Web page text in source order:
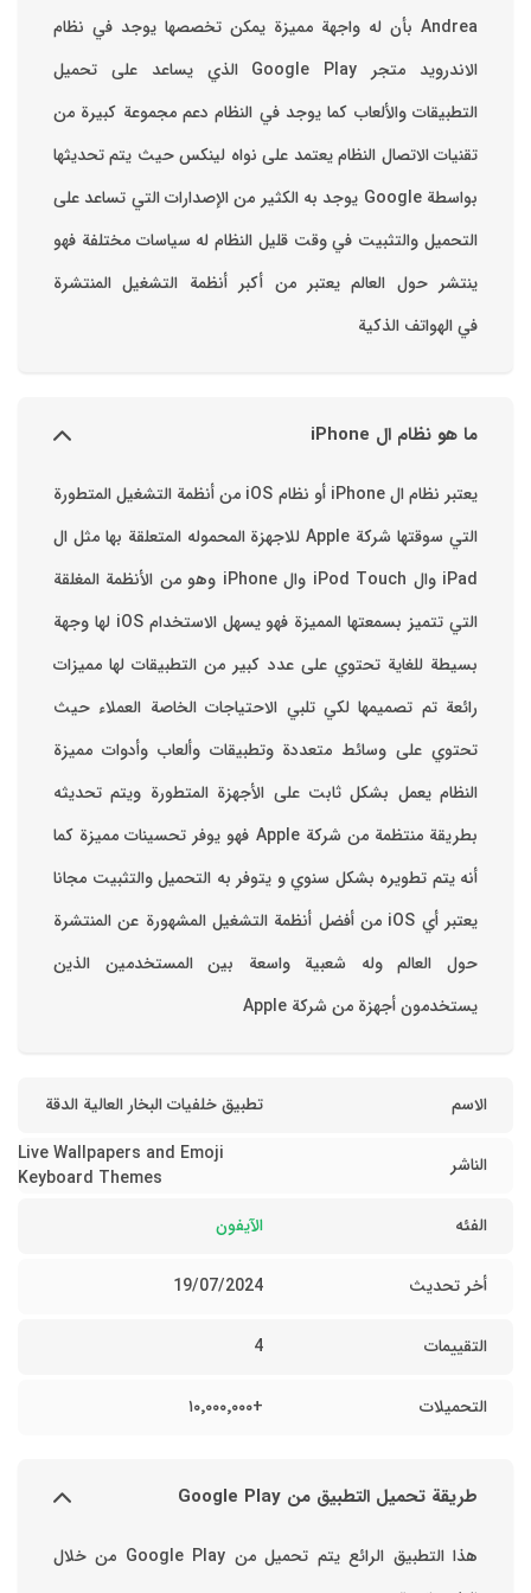
Andrea بأن له واجهة مميزة يمكن تخصصها ‏يوجد في نظام
الاندرويد متجر Google Play الذي يساعد على تحميل
التطبيقات والألعاب ‏كما يوجد في النظام دعم مجموعة كبيرة من
تقنيات الاتصال ‏النظام يعتمد على نواه لينكس حيث يتم تحديثها
بواسطة ‫Google‬ ‏يوجد به الكثير من الإصدارات التي تساعد على
التحميل والتثبيت في وقت قليل ‏النظام له سياسات مختلفة فهو
ينتشر حول العالم يعتبر من أكبر أنظمة التشغيل المنتشرة
في الهواتف الذكية
ما هو نظام ال iPhone
يعتبر نظام ال iPhone أو نظام iOS من أنظمة التشغيل المتطورة
التي سوقتها شركة Apple للاجهزة المحموله المتعلقة بها مثل ال
iPad وال iPod Touch وال iPhone وهو من الأنظمة المغلقة
التي تتميز بسمعتها المميزة فهو يسهل الاستخدام ‏iOS لها وجهة
بسيطة للغاية تحتوي على عدد كبير من التطبيقات لها مميزات
رائعة تم تصميمها لكي تلبي الاحتياجات الخاصة العملاء حيث
تحتوي على وسائط متعددة وتطبيقات وألعاب وأدوات مميزة
‏النظام يعمل بشكل ثابت على الأجهزة المتطورة ويتم تحديثه
بطريقة منتظمة من شركة Apple فهو يوفر تحسينات مميزة كما
أنه يتم تطويره بشكل سنوي و يتوفر به التحميل والتثبيت مجانا
‏يعتبر أي iOS من أفضل أنظمة التشغيل المشهورة عن المنتشرة
حول العالم وله شعبية واسعة بين المستخدمين الذين
يستخدمون أجهزة من شركة Apple
الاسم تطبيق خلفيات البخار العالية الدقة
الناشر
Live Wallpapers and Emoji
Keyboard Themes
الفئه
الآيفون
أخر تحديث 19/07/2024
التقييمات 4
التحميلات +١٠٬٠٠٠٬٠٠٠
طريقة تحميل التطبيق من Google Play
هذا التطبيق الرائع يتم تحميل من Google Play من خلال